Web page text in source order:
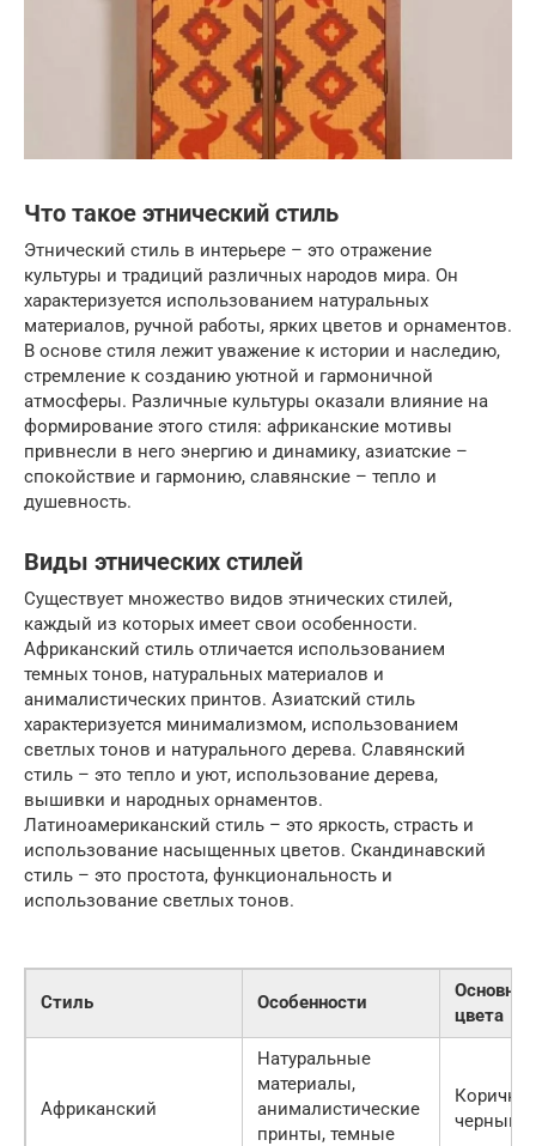
Что такое этнический стиль
Этнический стиль в интерьере – это отражение
культуры и традиций различных народов мира. Он
характеризуется использованием натуральных
материалов, ручной работы, ярких цветов и орнаментов.
В основе стиля лежит уважение к истории и наследию,
стремление к созданию уютной и гармоничной
атмосферы. Различные культуры оказали влияние на
формирование этого стиля: африканские мотивы
привнесли в него энергию и динамику, азиатские –
спокойствие и гармонию, славянские – тепло и
душевность.
Виды этнических стилей
Существует множество видов этнических стилей,
каждый из которых имеет свои особенности.
Африканский стиль отличается использованием
темных тонов, натуральных материалов и
анималистических принтов. Азиатский стиль
характеризуется минимализмом, использованием
светлых тонов и натурального дерева. Славянский
стиль – это тепло и уют, использование дерева,
вышивки и народных орнаментов.
Латиноамериканский стиль – это яркость, страсть и
использование насыщенных цветов. Скандинавский
стиль – это простота, функциональность и
использование светлых тонов.
Стиль Особенности
цвета
Африканский
Натуральные
материалы,
анималистические
принты, темные
черный,